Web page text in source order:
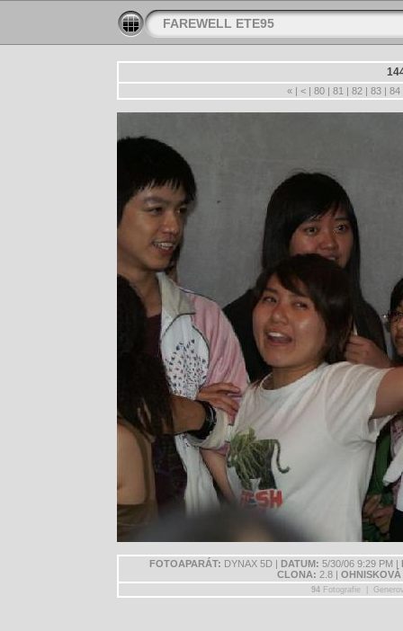
FAREWELL ETE95
« | < | 80 | 81 | 82 | 83 | 84
FOTOAPARÁT: DYNAX 5D | DATUM: 5/30/06 9:29 PM |
CLONA: 2.8 |
94Fotografie |